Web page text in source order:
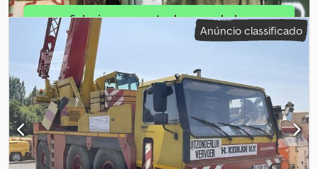
Selecionar pacote de revendedor
Criar anúncio individual
Anúncio classificado